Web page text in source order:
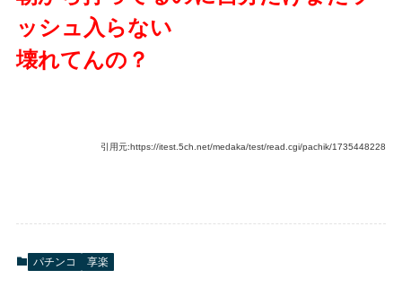
ッシュ入らない
壊れてんの？
引用元:https://itest.5ch.net/medaka/test/read.cgi/pachik/1735448228
パチンコ 享楽